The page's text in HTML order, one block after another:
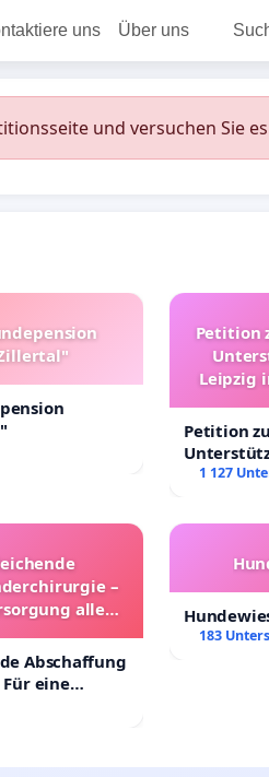
uns Über uns
und versuchen Sie
Petition
Leipzig
Petition
Leipzig
1 127
–
aller
Abschaffung
eine
Kinder in
183